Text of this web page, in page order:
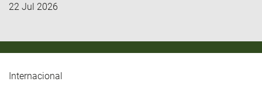
22 Jul 2026
Internacional